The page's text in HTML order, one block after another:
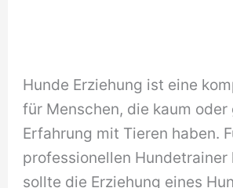
Hunde Erziehung ist eine
für Menschen, die kaum oder
Erfahrung mit Tieren haben.
professionellen Hundetrainer
sollte die Erziehung eines